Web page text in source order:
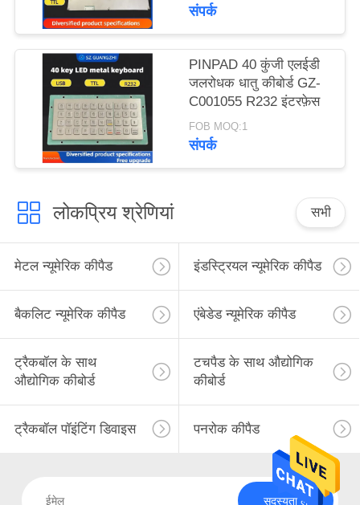
संपर्क
PINPAD 40 कुंजी एलईडी
जलरोधक धातु कीबोर्ड GZ-
C001055 R232 इंटरफ़ेस
FOB MOQ:1
संपर्क
लोकप्रिय श्रेणियां सभी
मेटल न्यूमेरिक कीपैड इंडस्ट्रियल न्यूमेरिक कीपैड
बैकलिट न्यूमेरिक कीपैड एंबेडेड न्यूमेरिक कीपैड
ट्रैकबॉल के साथ
औद्योगिक कीबोर्ड
टचपैड के साथ औद्योगिक
कीबोर्ड
ट्रैकबॉल पॉइंटिंग डिवाइस पनरोक कीपैड
सदस्यता लें